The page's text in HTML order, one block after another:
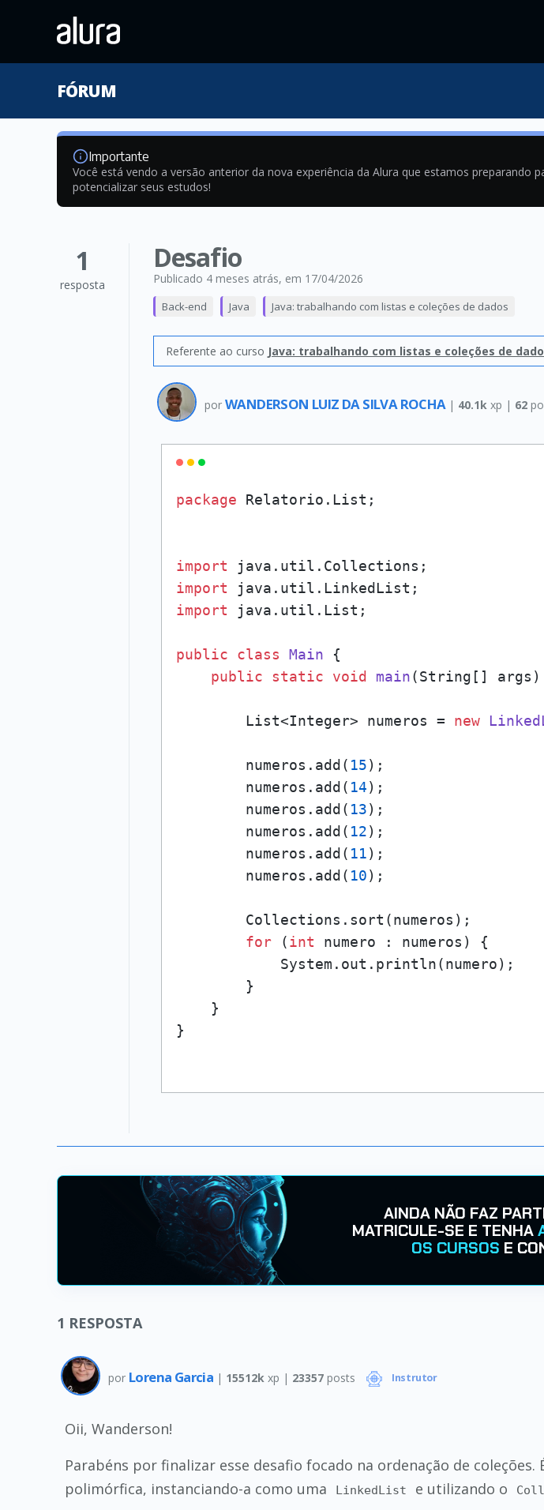
FÓRUM
Importante
Você está vendo a versão anterior da nova experiência da Alura que estamos preparando
potencializar seus estudos!
1
resposta
Desafio
Publicado 4 meses atrás, em 17/04/2026
Back-end Java Java: trabalhando com listas e coleções de dados
Referente ao curso Java: trabalhando com listas e coleções de
por WANDERSON LUIZ DA SILVA ROCHA | 40.1k xp | 62
package Relatorio.List;
import
import
import java.util.List;
public class Main {
public
static void main(String[] args)
        List<Integer> numeros =
new
        numeros.add(
15);
        numeros.add(
14);
        numeros.add(
13);
        numeros.add(
12);
        numeros.add(
11);
        numeros.add(
10);
        Collections.sort(numeros);
for (int numero : numeros) {
            System.out.println(numero);
        }
    }
AINDA NÃO FAZ
MATRICULE-SE E TENHA
OS CURSOS E
1 RESPOSTA
por Lorena Garcia | 15512k xp | 23357posts Instrutor
Oii, Wanderson!
Parabéns por finalizar esse desafio focado na ordenação de
polimórfica, instanciando-a como uma
LinkedList e utilizando o